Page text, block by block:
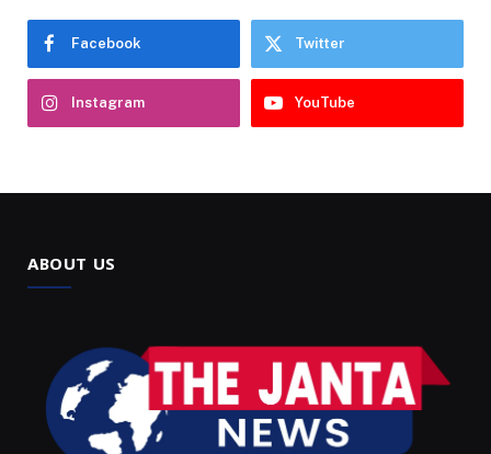
Facebook Twitter
Instagram YouTube
ABOUT US